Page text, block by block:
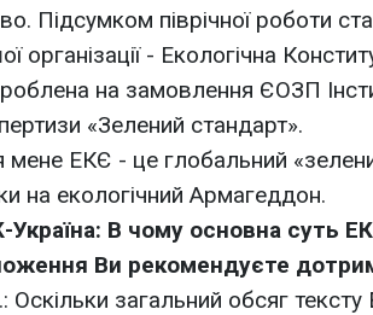
Підсумком піврічної роботи
організації - Екологічна
на замовлення ЄОЗП
«Зелений стандарт».
мене ЕКЄ - це глобальний
на екологічний Армагеддон.
Україна: В чому основна суть
Ви рекомендуєте
Оскільки загальний обсяг